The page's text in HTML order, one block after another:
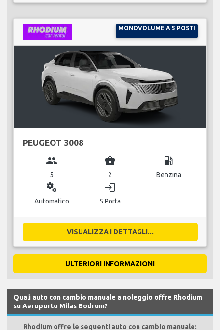
MONOVOLUME A 5 POSTI
PEUGEOT 3008
group
5
business_center
2
local_gas_station
Benzina
miscellaneous_services
Automatico
login
5 Porta
VISUALIZZA I DETTAGLI...
ULTERIORI INFORMAZIONI
Quali auto con cambio manuale a noleggio offre Rhodium
su Aeroporto Milas Bodrum?
Rhodium offre le seguenti auto con cambio manuale: